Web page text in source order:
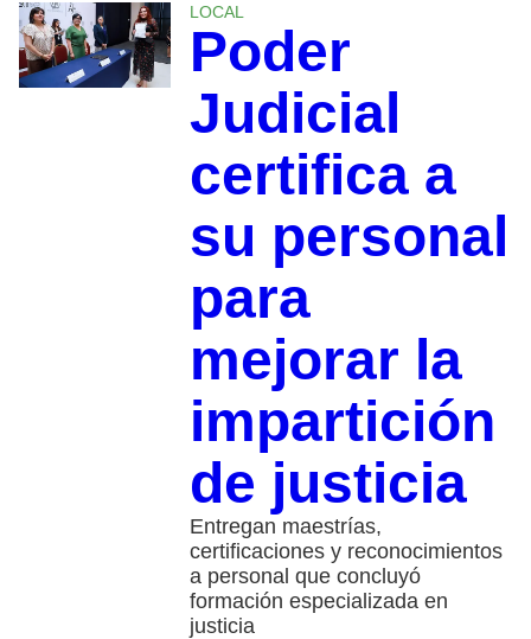
LOCAL
Poder
Judicial
certifica a
su personal
para
mejorar la
impartición
de justicia
Entregan maestrías,
certificaciones y reconocimientos
a personal que concluyó
formación especializada en
justicia